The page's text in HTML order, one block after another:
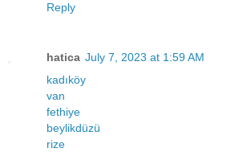
Reply
hatica July 7, 2023 at 1:59 AM
kadıköy
van
fethiye
beylikdüzü
rize